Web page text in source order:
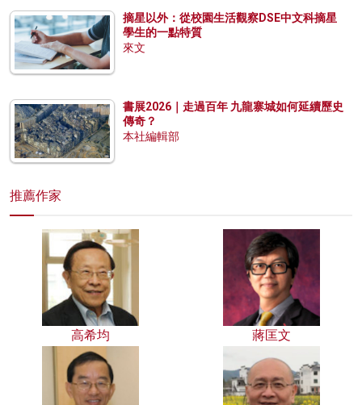
摘星以外：從校園生活觀察DSE中文科摘星
學生的一點特質
來文
書展2026｜走過百年 九龍寨城如何延續歷史
傳奇？
本社編輯部
推薦作家
高希均 蔣匡文